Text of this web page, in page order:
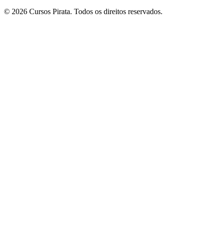
© 2026 Cursos Pirata. Todos os direitos reservados.